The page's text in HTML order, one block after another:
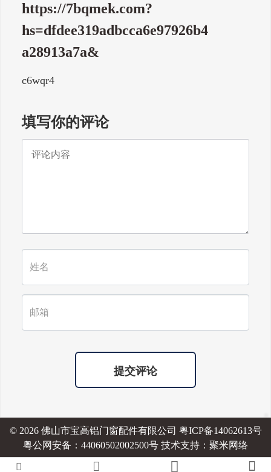
https://7bqmek.com?
hs=dfdee319adbcca6e97926b4
a28913a7a&
c6wqr4
填写你的评论
提交评论
   
© 2026 佛山市宝高铝门窗配件有限公司 粤ICP备14062613号
粤公网安备：44060502002500号 技术支持： 聚米网络